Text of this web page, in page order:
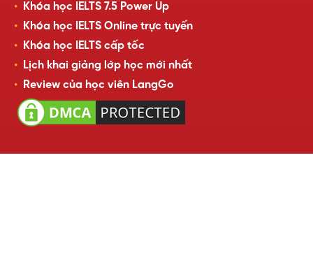
Khóa học IELTS 7.5 Power Up
Khóa học IELTS Online trực tuyến
Khóa học IELTS cấp tốc
Lịch khai giảng lớp học mới nhất
Review của học viên LangGo